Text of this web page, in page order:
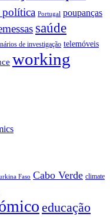
política Portugal poupanças
saúde
de investigação telemóveis
working
Faso Cabo Verde climate
educação